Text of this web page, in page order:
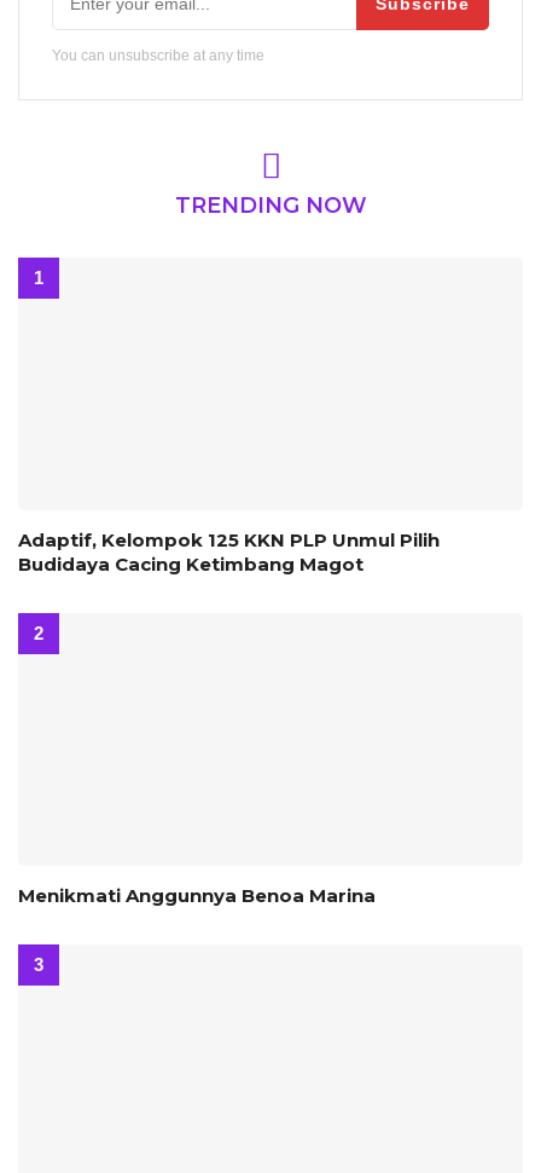
You can unsubscribe at any time
TRENDING NOW
‎Adaptif, Kelompok 125 KKN PLP Unmul Pilih
Budidaya Cacing Ketimbang Magot
Menikmati Anggunnya Benoa Marina